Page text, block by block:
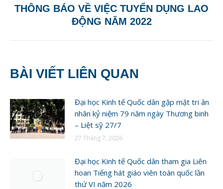
Next
post:
THÔNG BÁO VỀ VIỆC TUYỂN DỤNG LAO
ĐỘNG NĂM 2022
BÀI VIẾT LIÊN QUAN
Đại học Kinh tế Quốc dân gặp mặt tri ân
nhân kỷ niệm 79 năm ngày Thương binh
– Liệt sỹ 27/7
27 Tháng 7, 2026
Đại học Kinh tế Quốc dân tham gia Liên
hoan Tiếng hát giáo viên toàn quốc lần
thứ VI năm 2026